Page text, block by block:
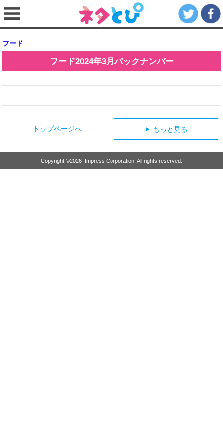
フード
フード2024年3月バックナンバー
トップページへ ▲ もっと見る
Copyright ©2026 Impress Corporation. All rights reserved.